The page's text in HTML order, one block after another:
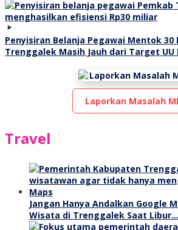
Penyisiran Belanja Pegawai Mentok 30
Trenggalek Masih Jauh dari Target UU
Laporkan Masalah
Travel
Jangan Hanya Andalkan Google
Wisata di Trenggalek Saat Libur…